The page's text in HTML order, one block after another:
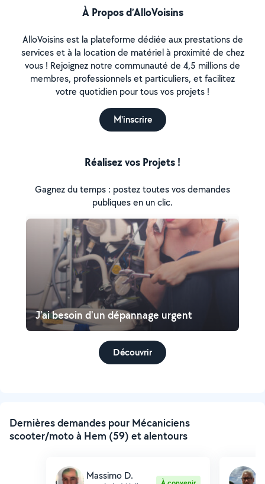
À Propos d’AlloVoisins
AlloVoisins est la plateforme dédiée aux prestations de
services et à la location de matériel à proximité de chez
vous ! Rejoignez notre communauté de 4,5 millions de
membres, professionnels et particuliers, et facilitez
votre quotidien pour tous vos projets !
M'inscrire
Réalisez vos Projets !
Gagnez du temps : postez toutes vos demandes
publiques en un clic.
J'ai besoin d'un dépannage urgent
Découvrir
Dernières demandes pour Mécaniciens
scooter/moto à Hem (59) et alentours
Massimo D.